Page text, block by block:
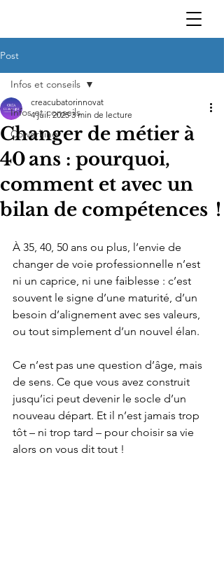
Post
Infos et conseils
Coworking
Infos et conseils
Changer de métier à
40 ans : pourquoi,
comment et avec un
bilan de compétences !
creacubatorinnovat
4 juil. 2025 3 min de lecture
À 35, 40, 50 ans ou plus, l’envie de
changer de voie professionnelle n’est
ni un caprice, ni une faiblesse : c’est
souvent le signe d’une maturité, d’un
besoin d’alignement avec ses valeurs,
ou tout simplement d’un nouvel élan.
Ce n’est pas une question d’âge, mais
de sens. Ce que vous avez construit
jusqu’ici peut devenir le socle d’un
nouveau départ. Et il n’est jamais trop
tôt – ni trop tard – pour choisir sa vie
alors on vous dit tout !